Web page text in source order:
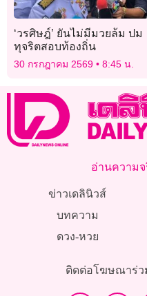
‘วรศิษฎ์’ ยันไม่มีมวยล้ม ปม
ทุจริตสอบท้องถิ่น
30 กรกฎาคม 2569 8:45 น.
อ่านความจ
ข่าวเดลินิวส์
บทความ
ดวง-หวย
ติดต่อโฆษณาร่ว